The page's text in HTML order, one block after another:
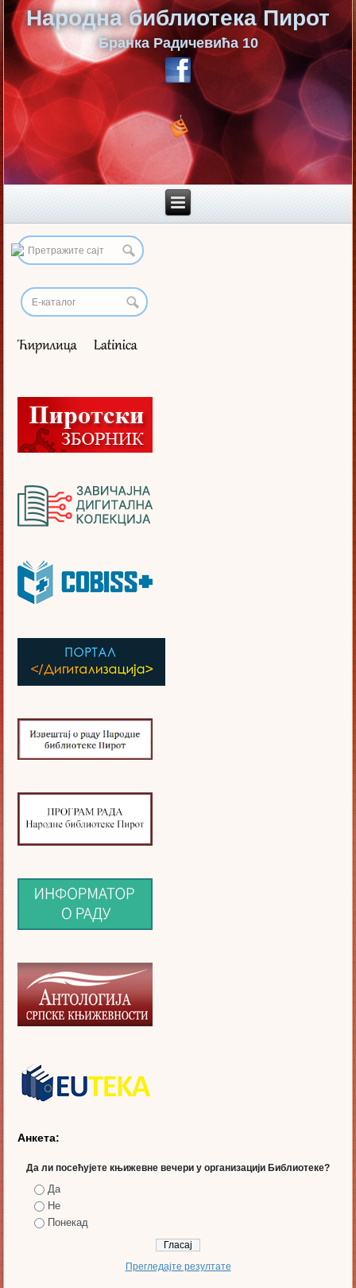
Народна библиотека Пирот
Бранка Радичевића 10
Анкета:
Да ли посећујете књижевне вечери у организацији Библиотеке?
Да
Не
Понекад
Прегледајте резултате